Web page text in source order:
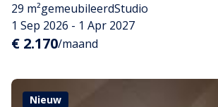
29 m²gemeubileerdStudio
1 Sep 2026 - 1 Apr 2027
€ 2.170/maand
Nieuw